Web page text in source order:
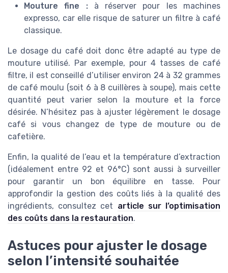
Mouture fine :à réserver pour les machines
expresso, car elle risque de saturer un filtre à café
classique.
Le dosage du café doit donc être adapté au type de
mouture utilisé. Par exemple, pour 4 tasses de café
filtre, il est conseillé d’utiliser environ 24 à 32 grammes
de café moulu (soit 6 à 8 cuillères à soupe), mais cette
quantité peut varier selon la mouture et la force
désirée. N’hésitez pas à ajuster légèrement le dosage
café si vous changez de type de mouture ou de
cafetière.
Enfin, la qualité de l’eau et la température d’extraction
(idéalement entre 92 et 96°C) sont aussi à surveiller
pour garantir un bon équilibre en tasse. Pour
approfondir la gestion des coûts liés à la qualité des
ingrédients, consultez cet article sur l’optimisation
des coûts dans la restauration.
Astuces pour ajuster le dosage
selon l’intensité souhaitée